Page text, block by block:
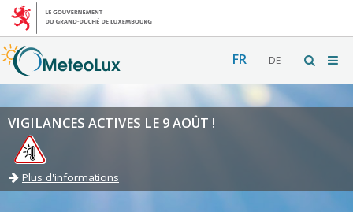
FR DE
VIGILANCES ACTIVES LE 9 AOÛT !
Plus d'informations